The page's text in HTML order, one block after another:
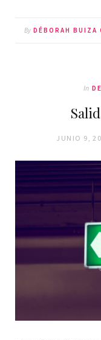
By DÉBORAH BUIZA
In
JUNIO 9,